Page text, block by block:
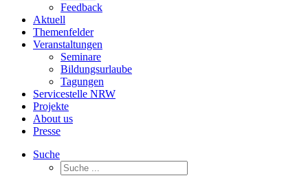
Feedback
Aktuell
Themenfelder
Veranstaltungen
Seminare
Bildungsurlaube
Tagungen
Servicestelle NRW
Projekte
About us
Presse
Suche